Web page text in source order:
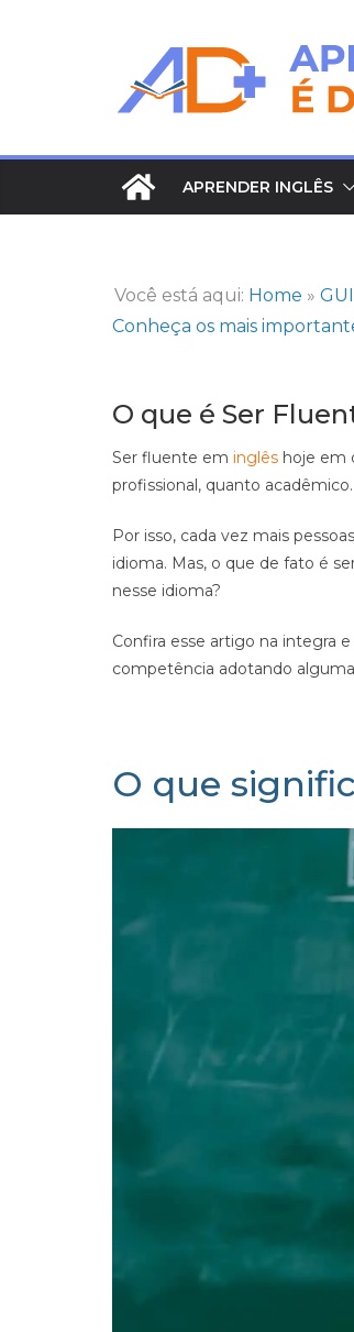
APRENDER INGLÊS
Você está aqui: Home »
Conheça os mais
O que é Ser
Ser fluente em inglês hoje em
profissional, quanto acadêmico.
Por isso, cada vez mais
idioma. Mas, o que de fato é
nesse idioma?
Confira esse artigo na integra
competência adotando
O que